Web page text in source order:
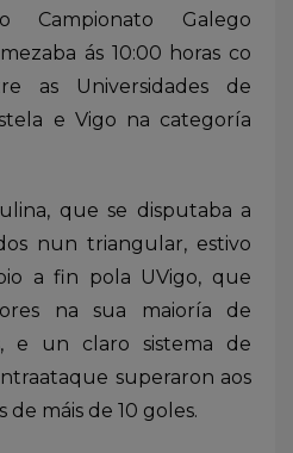
Galego
ás 10:00 horas co
as Universidades de
e Vigo na categoría
que se disputaba a
nun triangular, estivo
a fin pola UVigo, que
na sua maioría de
e un claro sistema de
superaron aos
de máis de 10 goles.